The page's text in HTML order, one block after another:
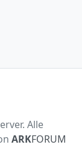
Alle
ARKFORUM